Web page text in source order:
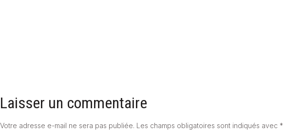
Laisser un commentaire
Votre adresse e-mail ne sera pas publiée. Les champs obligatoires sont indiqués avec *